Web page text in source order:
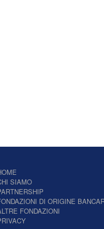
SIAMO
DI ORIGINE
FONDAZIONI